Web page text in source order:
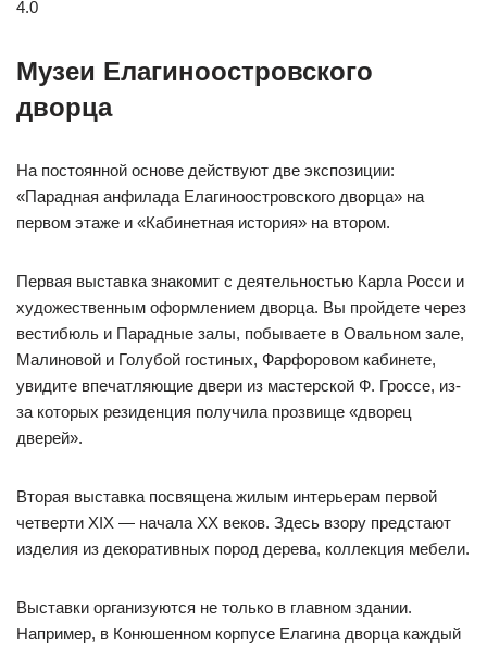
4.0
Музеи Елагиноостровского
дворца
На постоянной основе действуют две экспозиции:
«Парадная анфилада Елагиноостровского дворца» на
первом этаже и «Кабинетная история» на втором.
Первая выставка знакомит с деятельностью Карла Росси и
художественным оформлением дворца. Вы пройдете через
вестибюль и Парадные залы, побываете в Овальном зале,
Малиновой и Голубой гостиных, Фарфоровом кабинете,
увидите впечатляющие двери из мастерской Ф. Гроссе, из-
за которых резиденция получила прозвище «дворец
дверей».
Вторая выставка посвящена жилым интерьерам первой
четверти XIX — начала XX веков. Здесь взору предстают
изделия из декоративных пород дерева, коллекция мебели.
Выставки организуются не только в главном здании.
Например, в Конюшенном корпусе Елагина дворца каждый